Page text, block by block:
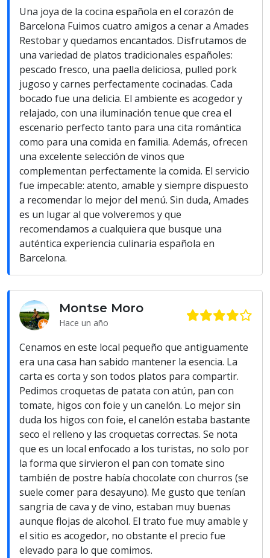
Una joya de la cocina española en el corazón de
Barcelona Fuimos cuatro amigos a cenar a Amades
Restobar y quedamos encantados. Disfrutamos de
una variedad de platos tradicionales españoles:
pescado fresco, una paella deliciosa, pulled pork
jugoso y carnes perfectamente cocinadas. Cada
bocado fue una delicia. El ambiente es acogedor y
relajado, con una iluminación tenue que crea el
escenario perfecto tanto para una cita romántica
como para una comida en familia. Además, ofrecen
una excelente selección de vinos que
complementan perfectamente la comida. El servicio
fue impecable: atento, amable y siempre dispuesto
a recomendar lo mejor del menú. Sin duda, Amades
es un lugar al que volveremos y que
recomendamos a cualquiera que busque una
auténtica experiencia culinaria española en
Barcelona.
Montse Moro
Hace un año
Cenamos en este local pequeño que antiguamente
era una casa han sabido mantener la esencia. La
carta es corta y son todos platos para compartir.
Pedimos croquetas de patata con atún, pan con
tomate, higos con foie y un canelón. Lo mejor sin
duda los higos con foie, el canelón estaba bastante
seco el relleno y las croquetas correctas. Se nota
que es un local enfocado a los turistas, no solo por
la forma que sirvieron el pan con tomate sino
también de postre había chocolate con churros (se
suele comer para desayuno). Me gusto que tenían
sangria de cava y de vino, estaban muy buenas
aunque flojas de alcohol. El trato fue muy amable y
el sitio es acogedor, no obstante el precio fue
elevado para lo que comimos.